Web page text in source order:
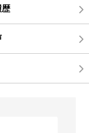
歴